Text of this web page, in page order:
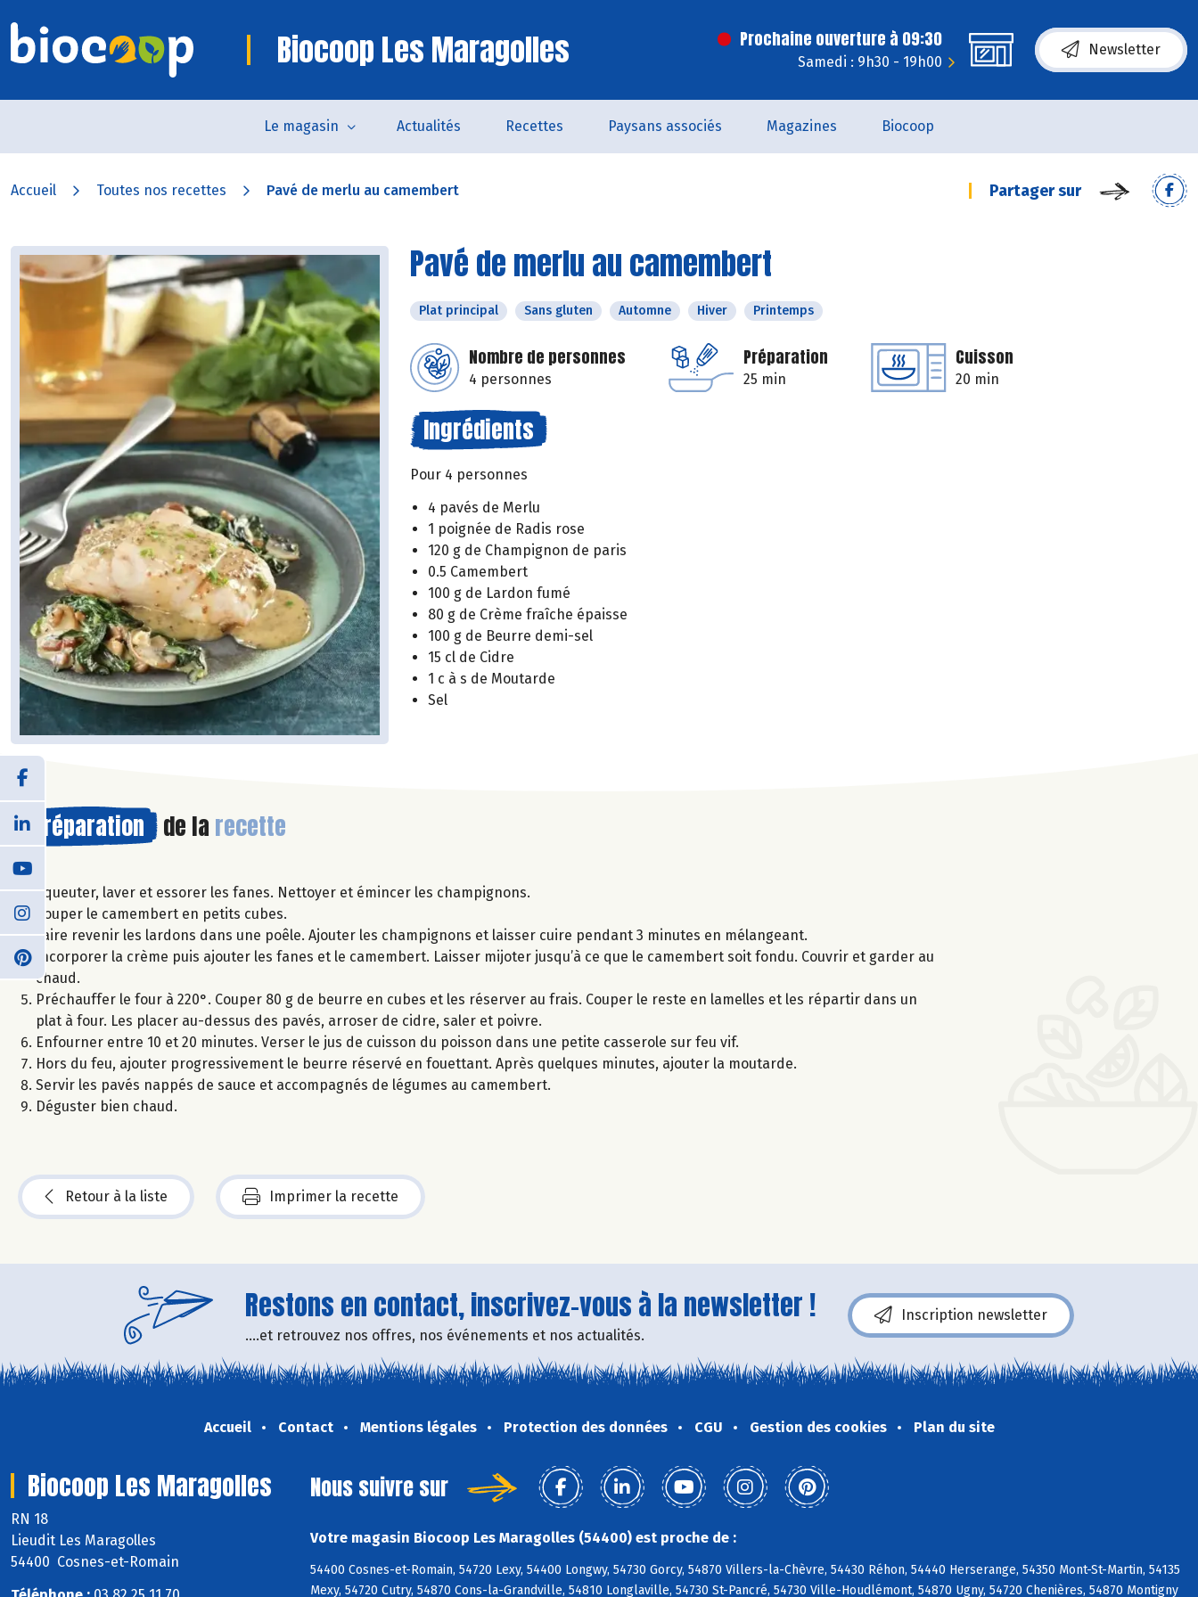
Biocoop Les Maragolles Prochaine ouverture à 09:30
Samedi : 9h30 - 19h00
Newsletter
Le magasin Actualités Recettes Paysans associés Magazines Biocoop
Accueil Toutes nos recettes Pavé de merlu au camembert Partager sur
Pavé de merlu au camembert
Plat principal Sans gluten Automne Hiver Printemps
Nombre de personnes
4 personnes
Préparation
25 min
Cuisson
20 min
Ingrédients
Pour 4 personnes
4 pavés de Merlu
1 poignée de Radis rose
120 g de Champignon de paris
0.5 Camembert
100 g de Lardon fumé
80 g de Crème fraîche épaisse
100 g de Beurre demi-sel
15 cl de Cidre
1 c à s de Moutarde
Sel
Préparation de la recette
Equeuter, laver et essorer les fanes. Nettoyer et émincer les champignons.
Couper le camembert en petits cubes.
Faire revenir les lardons dans une poêle. Ajouter les champignons et laisser cuire pendant 3 minutes en mélangeant.
Incorporer la crème puis ajouter les fanes et le camembert. Laisser mijoter jusqu’à ce que le camembert soit fondu. Couvrir et garder au
chaud.
Préchauffer le four à 220°. Couper 80 g de beurre en cubes et les réserver au frais. Couper le reste en lamelles et les répartir dans un
plat à four. Les placer au-dessus des pavés, arroser de cidre, saler et poivre.
Enfourner entre 10 et 20 minutes. Verser le jus de cuisson du poisson dans une petite casserole sur feu vif.
Hors du feu, ajouter progressivement le beurre réservé en fouettant. Après quelques minutes, ajouter la moutarde.
Servir les pavés nappés de sauce et accompagnés de légumes au camembert.
Déguster bien chaud.
Retour à la liste Imprimer la recette
Restons en contact, inscrivez-vous à la newsletter !
....et retrouvez nos offres, nos événements et nos actualités.
Inscription newsletter
Accueil Contact Mentions légales Protection des données CGU Gestion des cookies Plan du site
Biocoop Les Maragolles
RN 18
Lieudit Les Maragolles
54400 Cosnes-et-Romain
Nous suivre sur
Votre magasin Biocoop Les Maragolles (54400) est proche de :
54400 Cosnes-et-Romain, 54720 Lexy, 54400 Longwy, 54730 Gorcy, 54870 Villers-la-Chèvre, 54430 Réhon, 54440 Herserange, 54350 Mont-St-Martin, 54135
Mexy, 54720 Cutry, 54870 Cons-la-Grandville, 54810 Longlaville, 54730 St-Pancré, 54730 Ville-Houdlémont, 54870 Ugny, 54720 Chenières, 54870 Montigny